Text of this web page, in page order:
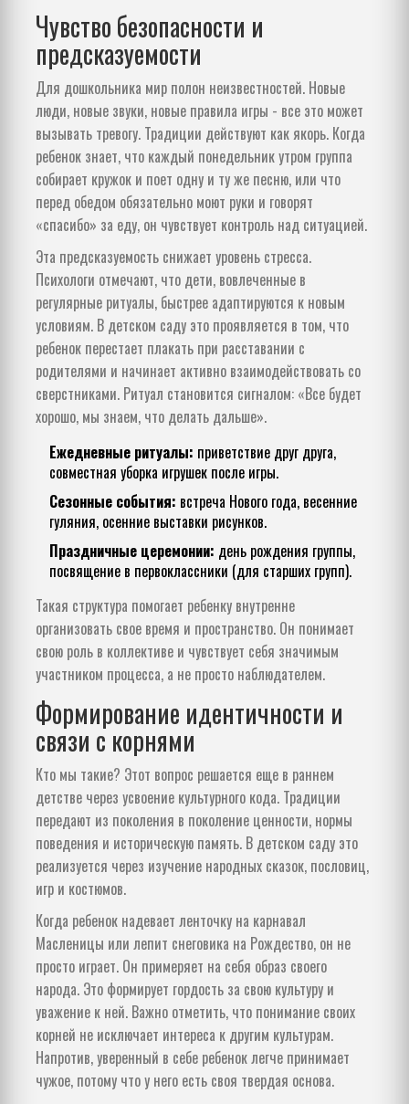
Чувство безопасности и
предсказуемости
Для дошкольника мир полон неизвестностей. Новые
люди, новые звуки, новые правила игры - все это может
вызывать тревогу. Традиции действуют как якорь. Когда
ребенок знает, что каждый понедельник утром группа
собирает кружок и поет одну и ту же песню, или что
перед обедом обязательно моют руки и говорят
«спасибо» за еду, он чувствует контроль над ситуацией.
Эта предсказуемость снижает уровень стресса.
Психологи отмечают, что дети, вовлеченные в
регулярные ритуалы, быстрее адаптируются к новым
условиям. В детском саду это проявляется в том, что
ребенок перестает плакать при расставании с
родителями и начинает активно взаимодействовать со
сверстниками. Ритуал становится сигналом: «Все будет
хорошо, мы знаем, что делать дальше».
Ежедневные ритуалы: приветствие друг друга,
совместная уборка игрушек после игры.
Сезонные события: встреча Нового года, весенние
гуляния, осенние выставки рисунков.
Праздничные церемонии: день рождения группы,
посвящение в первоклассники (для старших групп).
Такая структура помогает ребенку внутренне
организовать свое время и пространство. Он понимает
свою роль в коллективе и чувствует себя значимым
участником процесса, а не просто наблюдателем.
Формирование идентичности и
связи с корнями
Кто мы такие? Этот вопрос решается еще в раннем
детстве через усвоение культурного кода. Традиции
передают из поколения в поколение ценности, нормы
поведения и историческую память. В детском саду это
реализуется через изучение народных сказок, пословиц,
игр и костюмов.
Когда ребенок надевает ленточку на карнавал
Масленицы или лепит снеговика на Рождество, он не
просто играет. Он примеряет на себя образ своего
народа. Это формирует гордость за свою культуру и
уважение к ней. Важно отметить, что понимание своих
корней не исключает интереса к другим культурам.
Напротив, уверенный в себе ребенок легче принимает
чужое, потому что у него есть своя твердая основа.